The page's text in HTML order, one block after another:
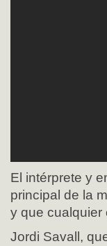
El intérprete y
principal de la
y que cualquier
Jordi Savall,